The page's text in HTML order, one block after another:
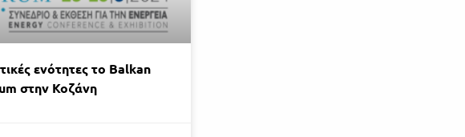
ενότητες το Balkan
στην Κοζάνη